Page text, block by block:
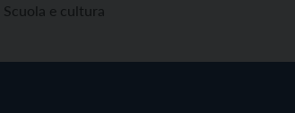
Scuola e cultura